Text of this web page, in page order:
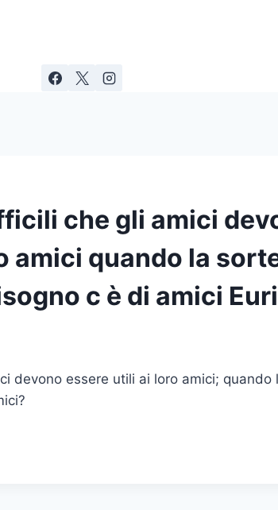
che gli amici
amici quando la
c è di amici
devono essere utili ai loro amici; quando